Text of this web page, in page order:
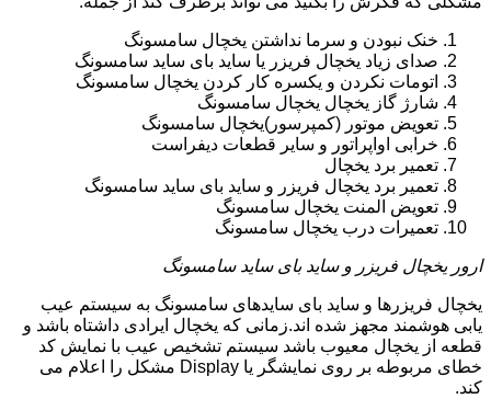
خنک نبودن و سرما نداشتن یخچال سامسونگ
صدای زیاد یخچال فریزر یا ساید بای ساید سامسونگ
اتومات نکردن و یکسره کار کردن یخچال سامسونگ
شارژ گاز یخچال یخچال سامسونگ
تعویض موتور (کمپرسور)یخچال سامسونگ
خرابی اواپراتور و سایر قطعات دیفراست
تعمیر برد یخچال
تعمیر برد یخچال فریزر و ساید بای ساید سامسونگ
تعویض المنت یخچال سامسونگ
تعمیرات درب یخچال سامسونگ
ارور یخچال فریزر و ساید بای ساید سامسونگ
یخچال فریزرها و ساید بای سایدهای سامسونگ به سیستم عیب
یابی هوشمند مجهز شده اند.زمانی که یخچال ایرادی داشتاه باشد و
قطعه از یخچال معیوب باشد سیستم تشخیص عیب با نمایش کد
خطای مربوطه بر روی نمایشگر یا Display مشکل را اعلام می
کند.